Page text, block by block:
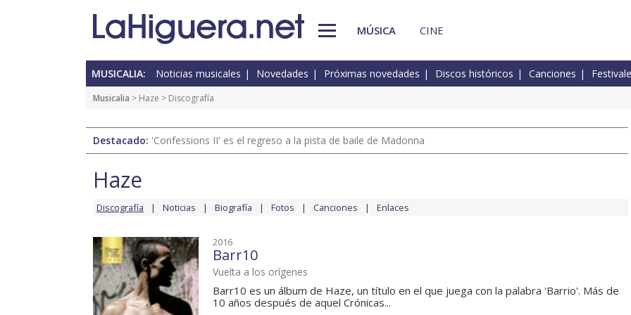
MÚSICA CINE
MUSICALIA: Noticias musicales Novedades Próximas novedades Discos históricos Canciones
Musicalia > Haze > Discografía
Destacado: 'Confessions II' es el regreso a la pista de baile de Madonna
Haze
Discografía Noticias Biografía Fotos Canciones Enlaces
2016
Barr10
Vuelta a los orígenes
Barr10 es un álbum de Haze, un título en el que juega con la palabra 'Barrio'. Más de
10 años después de aquel Crónicas...